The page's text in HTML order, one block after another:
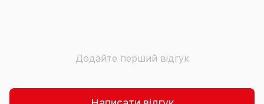
Додайте перший відгук